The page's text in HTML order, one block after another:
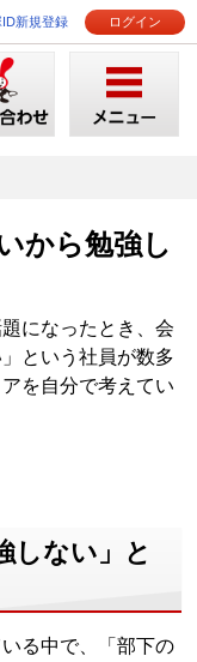
ID新規登録 ログイン
から勉強し
になったとき、会
という社員が数多
を自分で考えてい
しない」と
る中で、「部下の